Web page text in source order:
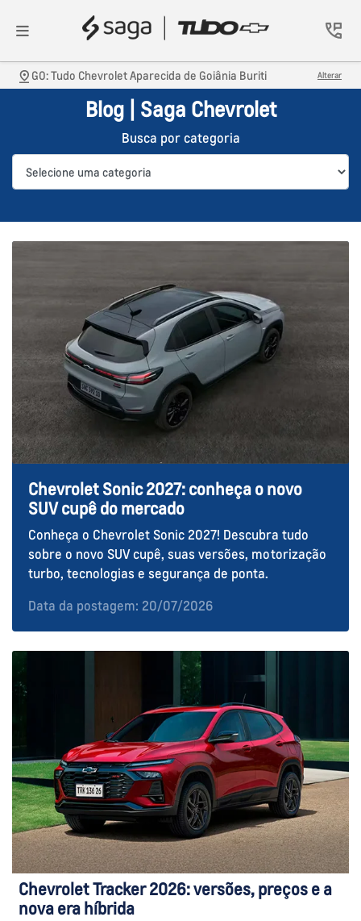
GO: Tudo Chevrolet Aparecida de Goiânia Buriti Alterar
Blog | Saga Chevrolet
Busca por categoria
Chevrolet Sonic 2027: conheça o novo
SUV cupê do mercado
Conheça o Chevrolet Sonic 2027! Descubra tudo
sobre o novo SUV cupê, suas versões, motorização
turbo, tecnologias e segurança de ponta.
Data da postagem: 20/07/2026
Chevrolet Tracker 2026: versões, preços e a
nova era híbrida